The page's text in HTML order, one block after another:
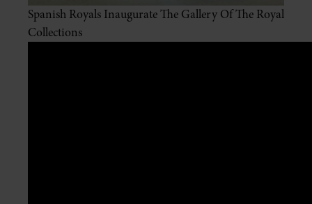
Spanish Royals Inaugurate The Gallery Of The Royal
Collections